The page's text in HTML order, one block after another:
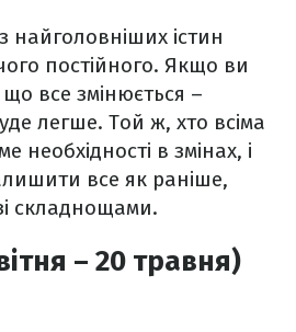
найголовніших істин
постійного. Якщо ви
все змінюється –
легше. Той ж, хто всіма
необхідності в змінах, і
все як раніше,
складнощами.
– 20 травня)